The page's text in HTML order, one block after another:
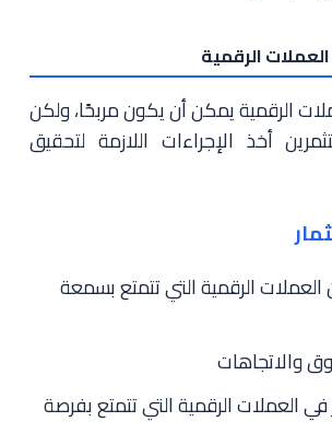
الرقمية
الرقمية يمكن أن يكون مربحًا، ولكن
أخذ الإجراءات اللازمة لتحقيق
الرقمية التي تتمتع بسمعة
والاتجاهات
في العملات الرقمية التي تتمتع بفرصة